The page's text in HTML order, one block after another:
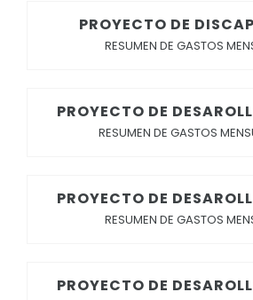
PROYECTO DE
RESUMEN DE GASTOS
PROYECTO DE
RESUMEN DE GASTOS
PROYECTO DE
RESUMEN DE GASTOS
PROYECTO DE